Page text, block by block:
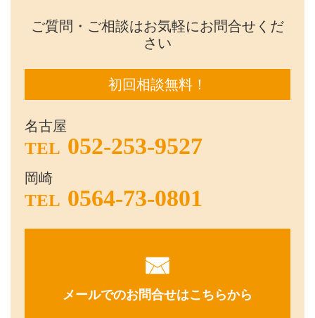
ご質問・ご相談はお気軽にお問合せくだ
さい
初回相談無料！
名古屋
TEL 052-253-9527
岡崎
TEL 0564-73-0801
メールでのお問合せはこちらから